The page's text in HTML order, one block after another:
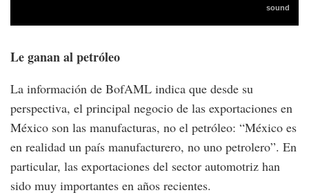
Le ganan al petróleo
La información de BofAML indica que desde su
perspectiva, el principal negocio de las exportaciones en
México son las manufacturas, no el petróleo: “México es
en realidad un país manufacturero, no uno petrolero”. En
particular, las exportaciones del sector automotriz han
sido muy importantes en años recientes.